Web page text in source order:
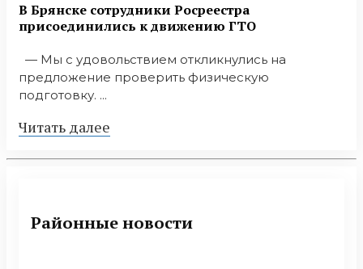
В Брянске сотрудники Росреестра
присоединились к движению ГТО
— Мы с удовольствием откликнулись на
предложение проверить физическую
подготовку. ...
Читать далее
Районные новости